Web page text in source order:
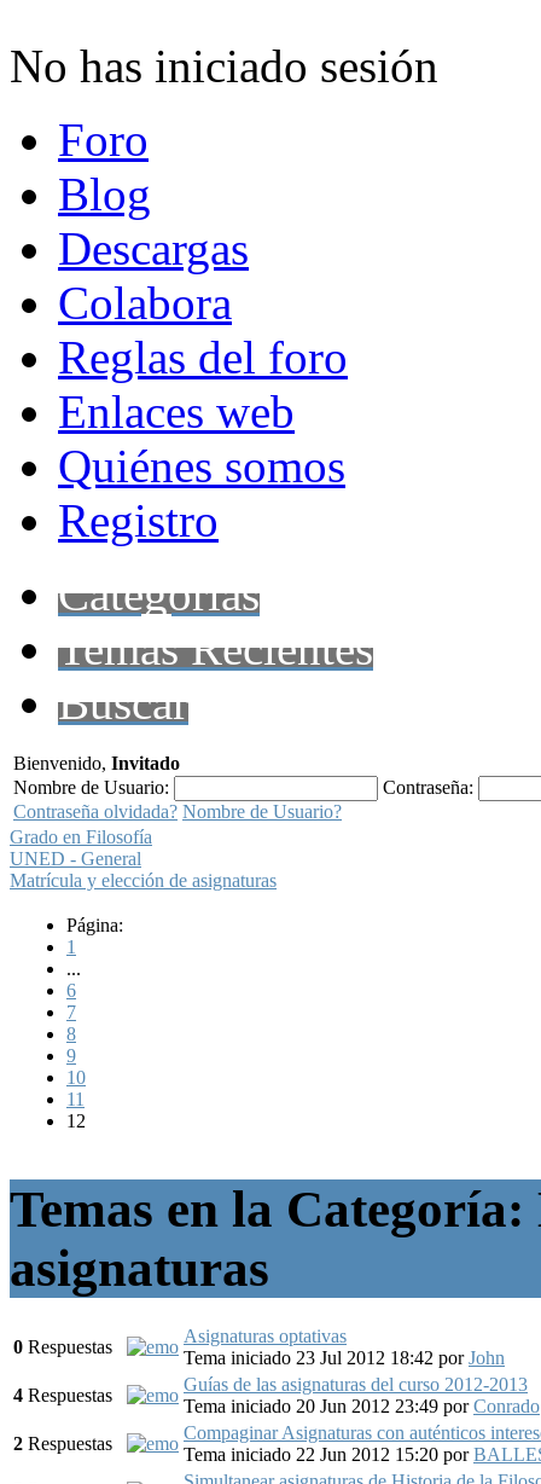
No has iniciado sesión
Foro
Blog
Descargas
Colabora
Reglas del foro
Enlaces web
Quiénes somos
Registro
Categorías
Temas Recientes
Buscar
Bienvenido, Invitado
Nombre de Usuario:
Contraseña:
Contraseña olvidada? Nombre de Usuario?
Grado en Filosofía
UNED - General
Matrícula y elección de asignaturas
Página:
1
...
6
7
8
9
10
11
12
Temas en la
asignaturas
0 Respuestas
Asignaturas optativas
Tema iniciado 23 Jul 2012 18:42 porJohn
4 Respuestas
Guías de las asignaturas del curso 2012-2013
Tema iniciado 20 Jun 2012 23:49 porConrado
2 Respuestas
Compaginar Asignaturas con auténticos
Tema iniciado 22 Jun 2012 15:20 por